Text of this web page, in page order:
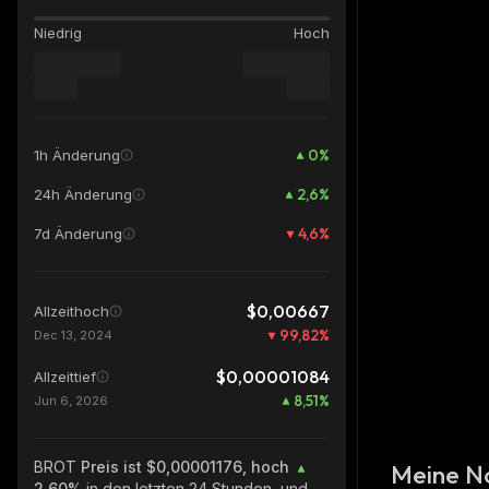
Niedrig Hoch
1h Änderung 0%
24h Änderung 2,6%
7d Änderung 4,6%
Allzeithoch $0,00667
Dec 13, 2024 99,82%
Allzeittief $0,00001084
Jun 6, 2026 8,51%
BROT Preis ist $0,00001176, hoch
Meine